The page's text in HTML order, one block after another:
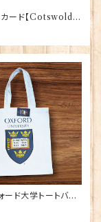
ード【Cotswold
90339-19
ード大学トートバッ
90378